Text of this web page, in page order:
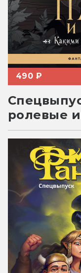
490 ₽
ролевые